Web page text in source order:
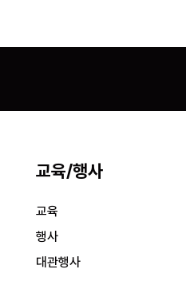
교육/행사
교육
행사
대관행사